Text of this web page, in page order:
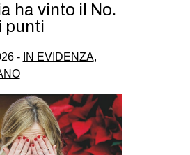
CULTURE
CINEMA
MANIFESTI
MUSICA
RECENSIONI
ha vinto il No.
punti
- IN EVIDENZA,